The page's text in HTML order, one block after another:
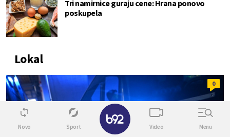
Tri namirnice guraju cene: Hrana ponovo
poskupela
Lokal
0
Novo Sport Video Menu
✕